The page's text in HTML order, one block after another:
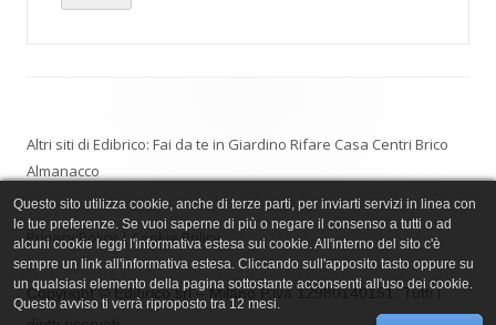
Altri siti di Edibrico: Fai da te in Giardino Rifare Casa Centri Brico
Almanacco
Privacy Policy|Cookie Policy
Copyright © Edibrico srl – Milano P.iva 12980140151. Tutti i
Questo sito utilizza cookie, anche di terze parti, per inviarti servizi in linea con
le tue preferenze. Se vuoi saperne di più o negare il consenso a tutti o ad
alcuni cookie leggi l'informativa estesa sui cookie. All'interno del sito c'è
sempre un link all'informativa estesa. Cliccando sull'apposito tasto oppure su
un qualsiasi elemento della pagina sottostante acconsenti all'uso dei cookie.
Questo avviso ti verrà riproposto tra 12 mesi.